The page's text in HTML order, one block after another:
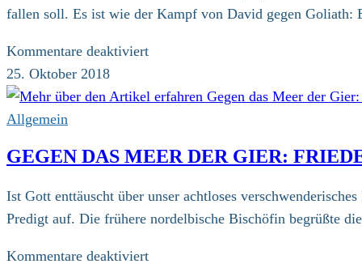
Klima
fallen soll. Es ist wie der Kampf von David gegen
Kommentare deaktiviertfür
gegen
kämpft
25. Oktober 2018
Allgemein
GEGEN DAS MEER DER GIER:
Ist Gott enttäuscht über unser achtloses
Predigt auf. Die frühere nordelbische Bischöfin begrüßte
Kommentare deaktiviertfür